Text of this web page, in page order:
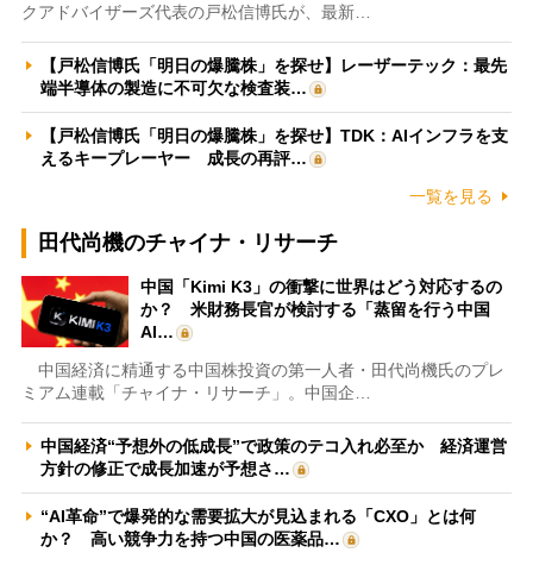
クアドバイザーズ代表の戸松信博氏が、最新…
【戸松信博氏「明日の爆騰株」を探せ】レーザーテック：最先
端半導体の製造に不可欠な検査装…
【戸松信博氏「明日の爆騰株」を探せ】TDK：AIインフラを支
えるキープレーヤー 成長の再評…
一覧を見る
田代尚機のチャイナ・リサーチ
中国「Kimi K3」の衝撃に世界はどう対応するの
か？ 米財務長官が検討する「蒸留を行う中国
AI…
中国経済に精通する中国株投資の第一人者・田代尚機氏のプレ
ミアム連載「チャイナ・リサーチ」。中国企…
中国経済“予想外の低成長”で政策のテコ入れ必至か 経済運営
方針の修正で成長加速が予想さ…
“AI革命”で爆発的な需要拡大が見込まれる「CXO」とは何
か？ 高い競争力を持つ中国の医薬品…